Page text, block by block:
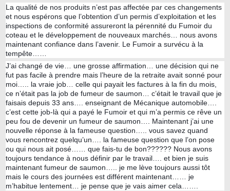
La qualité de nos produits n’est pas affectée par ces changements
et nous espérons que l’obtention d’un permis d’exploitation et les
inspections de conformité assureront la pérennité du Fumoir du
coteau et le développement de nouveaux marchés… nous avons
maintenant confiance dans l’avenir. Le Fumoir a survécu à la
tempête……
J’ai changé de vie… une grosse affirmation… une décision qui ne
fut pas facile à prendre mais l’heure de la retraite avait sonné pour
moi….. la vraie job… celle qui payait les factures à la fin du mois,
ce n’était pas la job de fumeur de saumon… c’était le travail que je
faisais depuis 33 ans…. enseignant de Mécanique automobile….
c’est cette job-là qui a payé le Fumoir et qui m’a permis ce rêve un
peu fou de devenir un fumeur de saumon…. Maintenant j’ai une
nouvelle réponse à la fameuse question….. vous savez quand
vous rencontrez quelqu’un…. la fameuse question que l’on pose
ou qui nous ait posé…… que fais-tu de bon?????? Nous avons
toujours tendance à nous définir par le travail…. et bien je suis
maintenant fumeur de saumon….. je me lève toujours aussi tôt
mais le cours des journées est différent maintenant…… je
m’habitue lentement… je pense que je vais aimer cela…….